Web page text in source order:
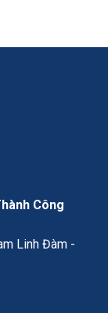
Công
Linh Đàm -